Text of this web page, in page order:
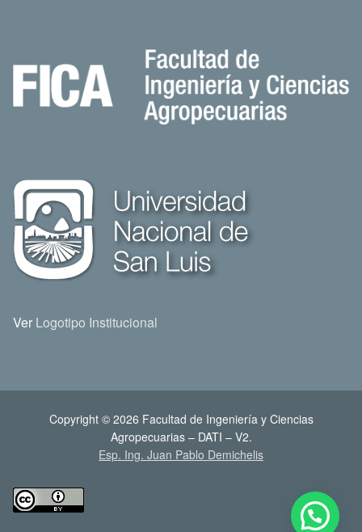
Ver Logotipo Institucional
Copyright © 2026 Facultad de Ingeniería y Ciencias
Agropecuarias – DATI – V2.
Esp. Ing. Juan Pablo Demichelis